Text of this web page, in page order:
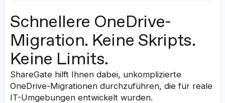
Schnellere OneDrive-
Migration. Keine Skripts.
Keine Limits.
ShareGate hilft Ihnen dabei, unkomplizierte
OneDrive-Migrationen durchzuführen, die für reale
IT-Umgebungen entwickelt wurden.